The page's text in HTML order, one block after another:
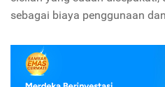
sebagai biaya penggunaan